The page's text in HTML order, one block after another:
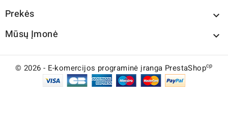
Prekės 
Mūsų Įmonė 
© 2026 - E-komercijos programinė įranga PrestaShopcp